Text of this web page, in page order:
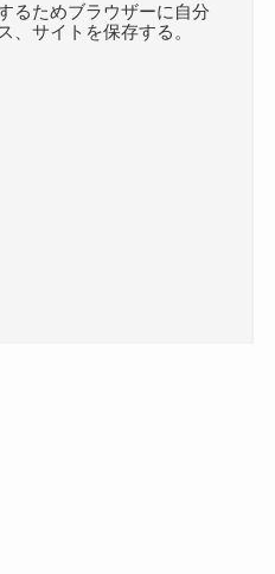
るためブラウザーに自分
、サイトを保存する。